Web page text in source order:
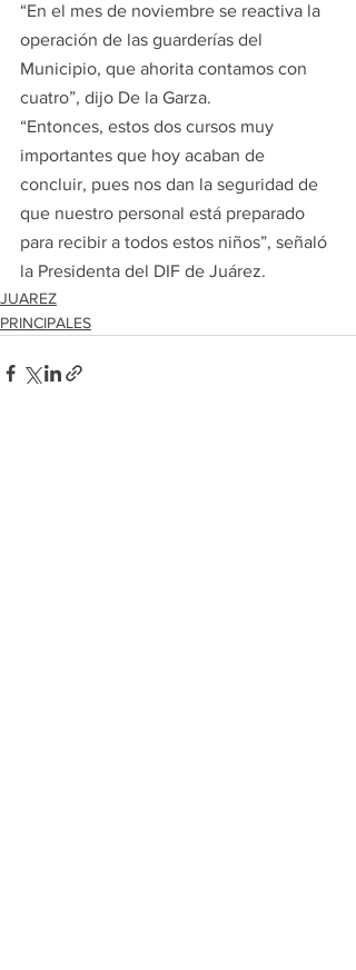
“En el mes de noviembre se reactiva la
operación de las guarderías del
Municipio, que ahorita contamos con
cuatro”, dijo De la Garza.
“Entonces, estos dos cursos muy
importantes que hoy acaban de
concluir, pues nos dan la seguridad de
que nuestro personal está preparado
para recibir a todos estos niños”, señaló
la Presidenta del DIF de Juárez.
JUAREZ
PRINCIPALES